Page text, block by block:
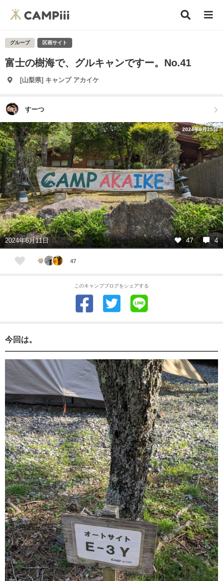
グループ 区画サイト
富士の樹海で、グルキャンですー。No.41
[山梨県] キャンプ アカイケ
すーつ
2024年6月25日
2024年6月11日 47 4
47
このキャンプブログをシェアする
今回は。